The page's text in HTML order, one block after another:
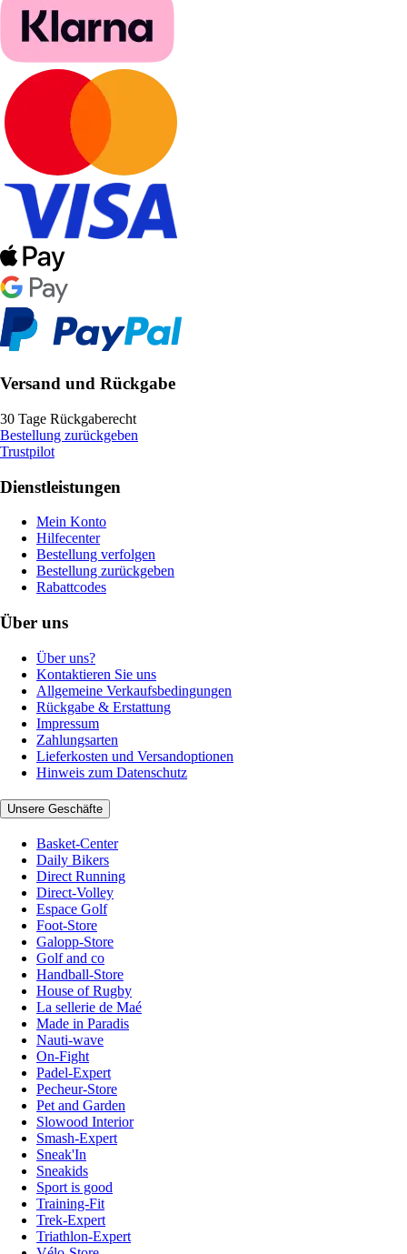
Versand und Rückgabe
30 Tage Rückgaberecht
Bestellung zurückgeben
Trustpilot
Dienstleistungen
Mein Konto
Hilfecenter
Bestellung verfolgen
Bestellung zurückgeben
Rabattcodes
Über uns
Über uns?
Kontaktieren Sie uns
Allgemeine Verkaufsbedingungen
Rückgabe & Erstattung
Impressum
Zahlungsarten
Lieferkosten und Versandoptionen
Hinweis zum Datenschutz
Unsere Geschäfte
Basket-Center
Daily Bikers
Direct Running
Direct-Volley
Espace Golf
Foot-Store
Galopp-Store
Golf and co
Handball-Store
House of Rugby
La sellerie de Maé
Made in Paradis
Nauti-wave
On-Fight
Padel-Expert
Pecheur-Store
Pet and Garden
Slowood Interior
Smash-Expert
Sneak'In
Sneakids
Sport is good
Training-Fit
Trek-Expert
Triathlon-Expert